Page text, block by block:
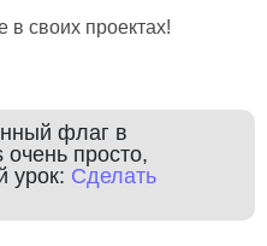
в своих проектах!
флаг в
просто,
урок: Сделать